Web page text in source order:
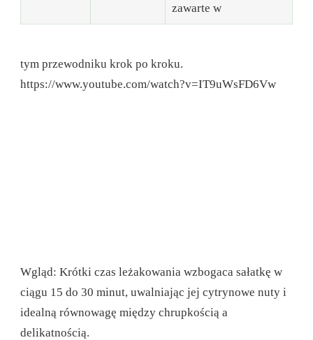
zawarte w
tym przewodniku krok po kroku.
https://www.youtube.com/watch?v=IT9uWsFD6Vw
Wgląd: Krótki czas leżakowania wzbogaca sałatkę w
ciągu 15 do 30 minut, uwalniając jej cytrynowe nuty i
idealną równowagę między chrupkością a
delikatnością.